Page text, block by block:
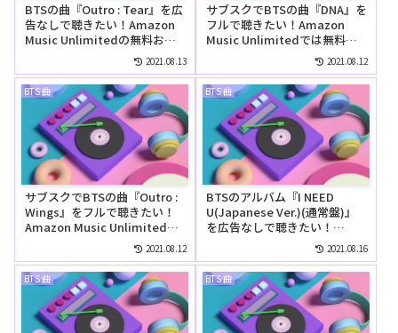
BTSの曲『Outro : Tear』を広
告なしで聴きたい！Amazon
Music Unlimitedの無料お試
しでリピートして聴ける？2021.08.13
サブスクでBTSの曲『DNA』を
フルで聴きたい！Amazon
Music Unlimitedでは無料で
2021.08.12
BTS 曲
サブスクでBTSの曲『Outro :
Wings』をフルで聴きたい！
Amazon Music Unlimitedで
2021.08.12
BTS 曲
BTSのアルバム『I NEED
U(Japanese Ver.)(通常盤)』
を広告なしで聴きたい！
Amazon Music Unlimitedの
無料お試しでリピートして聴
ける？
2021.08.16
BTS 曲 BTS 曲